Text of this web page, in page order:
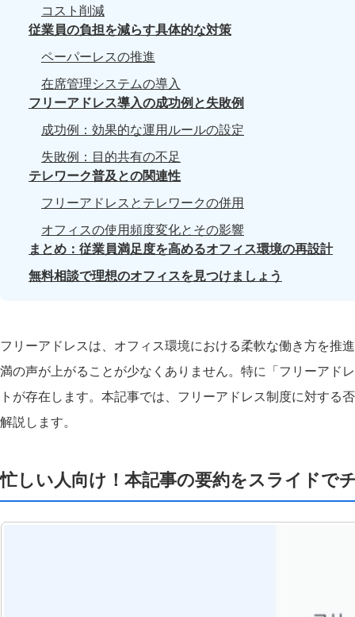
コスト削減
従業員の負担を減らす具体的な対策
ペーパーレスの推進
在席管理システムの導入
フリーアドレス導入の成功例と失敗例
成功例：効果的な運用ルールの設定
失敗例：目的共有の不足
テレワーク普及との関連性
フリーアドレスとテレワークの併用
オフィスの使用頻度変化とその影響
まとめ：従業員満足度を高めるオフィス環境の再設計
無料相談で理想のオフィスを見つけましょう
フリーアドレスは、オフィス環境における柔軟な働き方を推
満の声が上がることが少なくありません。特に「フリーアド
トが存在します。本記事では、フリーアドレス制度に対す
解説します。
忙しい人向け！本記事の要約をスライドで